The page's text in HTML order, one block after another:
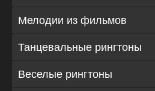
Мелодии из фильмов
Танцевальные рингтоны
Веселые рингтоны